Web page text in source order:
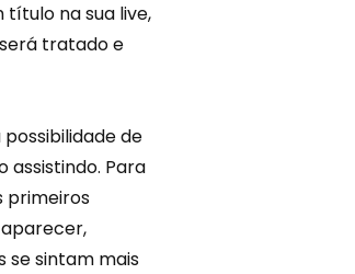
na sua live,
tratado e
de
assistindo. Para
primeiros
se sintam mais